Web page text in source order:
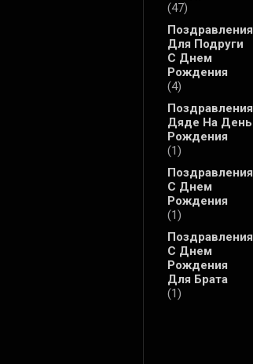
(47)
Поздравления
Для Подруги
С Днем
Рождения
(4)
Поздравления
Дяде На День
Рождения
(1)
Поздравления
С Днем
Рождения
(1)
Поздравления
С Днем
Рождения
Для Брата
(1)